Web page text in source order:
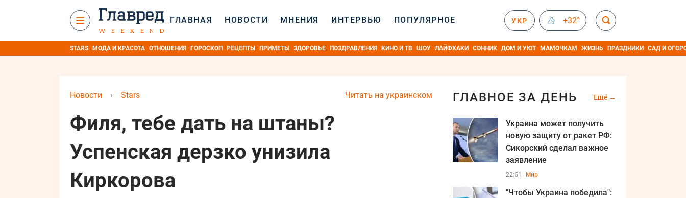
ГЛАВНАЯ НОВОСТИ МНЕНИЯ ИНТЕРВЬЮ ПОПУЛЯРНОЕ УКР +32°
STARS МОДА И КРАСОТА ОТНОШЕНИЯ ГОРОСКОП РЕЦЕПТЫ ПРИМЕТЫ ЗДОРОВЬЕ ПОЗДРАВЛЕНИЯ КИНО И ТВ ШОУ ЛАЙФХАКИ СОННИК ДОМ И УЮТ МАМОЧКАМ ЖИЗНЬ ПРАЗДНИКИ САД И
Читать на украинском
Новости › Stars
Филя, тебе дать на штаны?
Успенская дерзко унизила
Киркорова
ГЛАВНОЕ ЗА ДЕНЬ Ещё
Украина может получить
новую защиту от ракет РФ:
Сикорский сделал важное
заявление
22:51 Мир
"Чтобы Украина победила":